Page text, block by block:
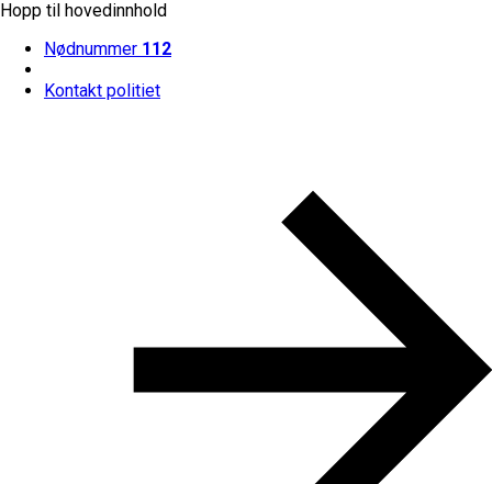
Hopp til hovedinnhold
Nødnummer 112
Kontakt politiet